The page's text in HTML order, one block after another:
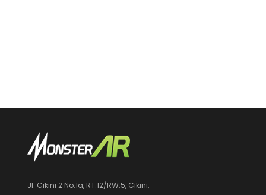
Jl. Cikini 2 No.1a, RT.12/RW.5, Cikini,